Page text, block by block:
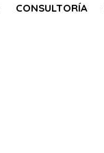
CONSULTORÍA